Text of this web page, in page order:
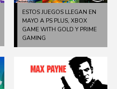
ESTOS JUEGOS LLEGAN EN
MAYO A PS PLUS, XBOX
GAME WITH GOLD Y PRIME
GAMING